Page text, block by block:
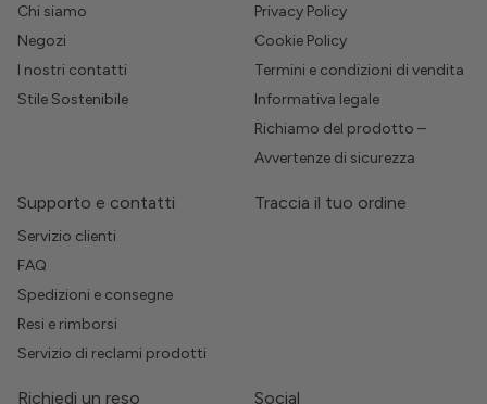
Chi siamo
Negozi
I nostri contatti
Stile Sostenibile
Privacy Policy
Cookie Policy
Termini e condizioni di vendita
Informativa legale
Richiamo del prodotto –
Avvertenze di sicurezza
Supporto e contatti
Servizio clienti
FAQ
Spedizioni e consegne
Resi e rimborsi
Servizio di reclami prodotti
Traccia il tuo ordine
Richiedi un reso Social